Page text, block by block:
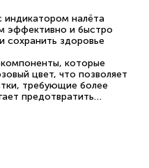
индикатором налёта
эффективно и быстро
сохранить здоровье
которые
цвет, что позволяет
требующие более
предотвратить
паста не только
обеспечивает защиту
дыхание. Она